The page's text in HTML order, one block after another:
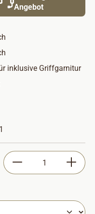
Angebot
inklusive Griffgarnitur
Produkt Anzahl: